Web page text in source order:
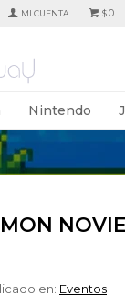
Nintendo
$0
en: Eventos